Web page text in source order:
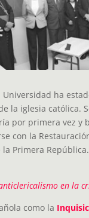
ha
la iglesia católica.
por primera vez y
con la
Primera
en la
como la